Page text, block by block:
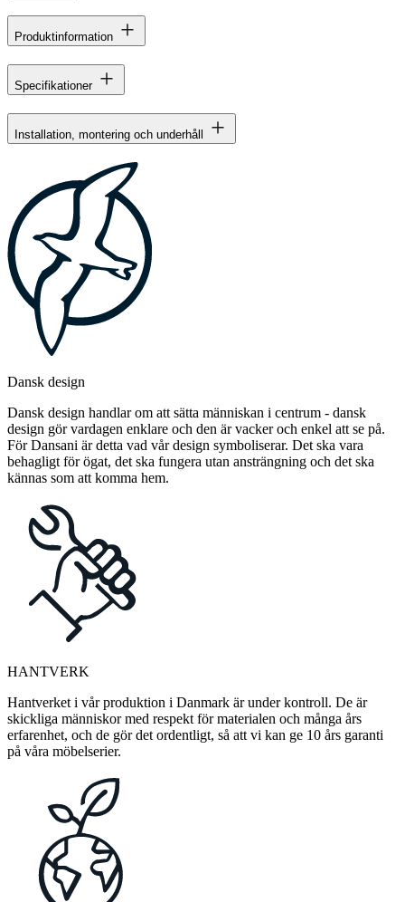
Produktinformation
Specifikationer
Installation, montering och underhåll
Dansk design
Dansk design handlar om att sätta människan i centrum - dansk
design gör vardagen enklare och den är vacker och enkel att se på.
För Dansani är detta vad vår design symboliserar. Det ska vara
behagligt för ögat, det ska fungera utan ansträngning och det ska
kännas som att komma hem.
HANTVERK
Hantverket i vår produktion i Danmark är under kontroll. De är
skickliga människor med respekt för materialen och många års
erfarenhet, och de gör det ordentligt, så att vi kan ge 10 års garanti
på våra möbelserier.